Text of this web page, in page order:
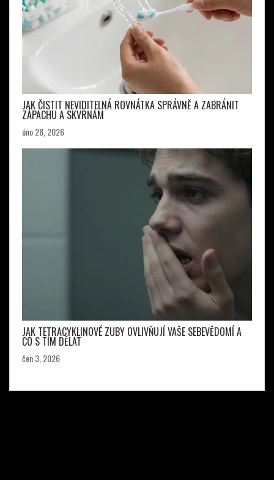
JAK ČISTIT NEVIDITELNÁ ROVNÁTKA SPRÁVNĚ A ZABRÁNIT
ZÁPACHU A SKVRNÁM
úno 28, 2026
JAK TETRACYKLINOVÉ ZUBY OVLIVŇUJÍ VAŠE SEBEVĚDOMÍ A
CO S TÍM DĚLAT
čen 3, 2026